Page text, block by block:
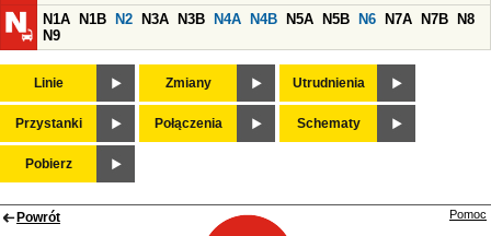
N1A
N1B N2 N3A N3B N4A N4B N5A N5B N6 N7A N7B
N8
N9
Linie Zmiany Utrudnienia
Przystanki Połączenia Schematy
Pobierz
Powrót Pomoc